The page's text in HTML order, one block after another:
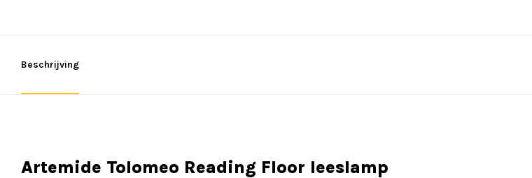
Beschrijving
Artemide Tolomeo Reading Floor leeslamp